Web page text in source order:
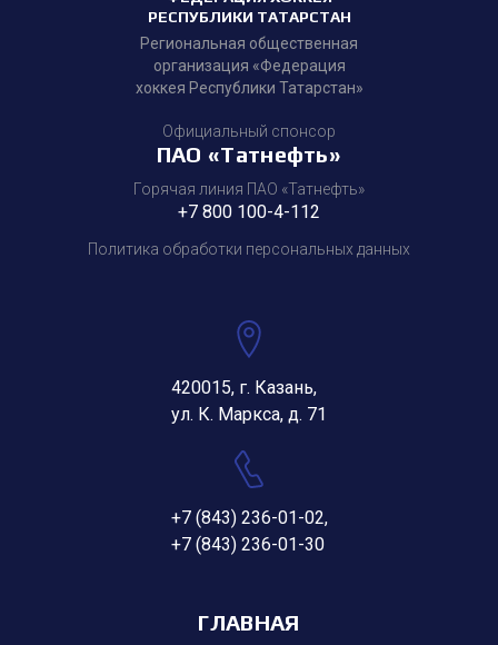
РЕСПУБЛИКИ ТАТАРСТАН
Региональная общественная
организация «Федерация
хоккея Республики Татарстан»
Официальный спонсор
ПАО «Татнефть»
Горячая линия ПАО «Татнефть»
+7 800 100-4-112
Политика обработки персональных данных
420015, г. Казань,
ул. К. Маркса, д. 71
+7 (843) 236-01-02,
+7 (843) 236-01-30
ГЛАВНАЯ